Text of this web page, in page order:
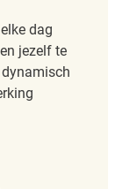
dag
jezelf te